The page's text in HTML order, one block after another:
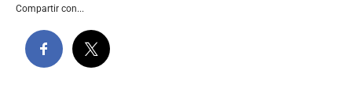
Compartir con...